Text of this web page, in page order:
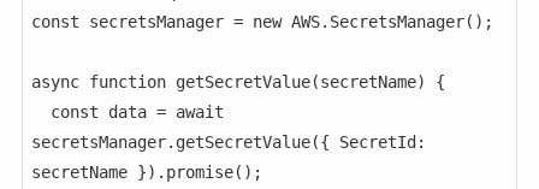
const secretsManager = new AWS.SecretsManager();
async function getSecretValue(secretName) {
secretsManager.getSecretValue({ SecretId:
secretName }).promise();